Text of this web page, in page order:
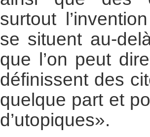
surtout
se situent au-
que l’on peut
définissent des
quelque part et
d’utopiques».